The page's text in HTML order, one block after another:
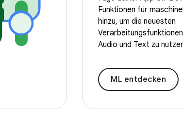
Funktionen für
hinzu, um die neuesten
Audio und Text zu
ML entdecken